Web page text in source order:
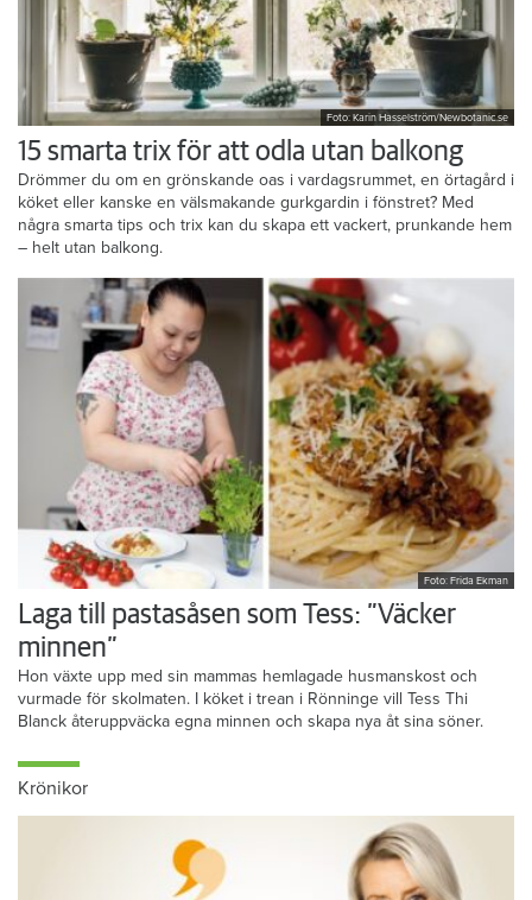
Foto: Karin Hasselström/Newbotanic.se
15 smarta trix för att odla utan balkong
Drömmer du om en grönskande oas i vardagsrummet, en örtagård i
köket eller kanske en välsmakande gurkgardin i fönstret? Med
några smarta tips och trix kan du skapa ett vackert, prunkande hem
– helt utan balkong.
Foto: Frida Ekman
Laga till pastasåsen som Tess: ”Väcker
minnen”
Hon växte upp med sin mammas hemlagade husmanskost och
vurmade för skolmaten. I köket i trean i Rönninge vill Tess Thi
Blanck återuppväcka egna minnen och skapa nya åt sina söner.
Krönikor